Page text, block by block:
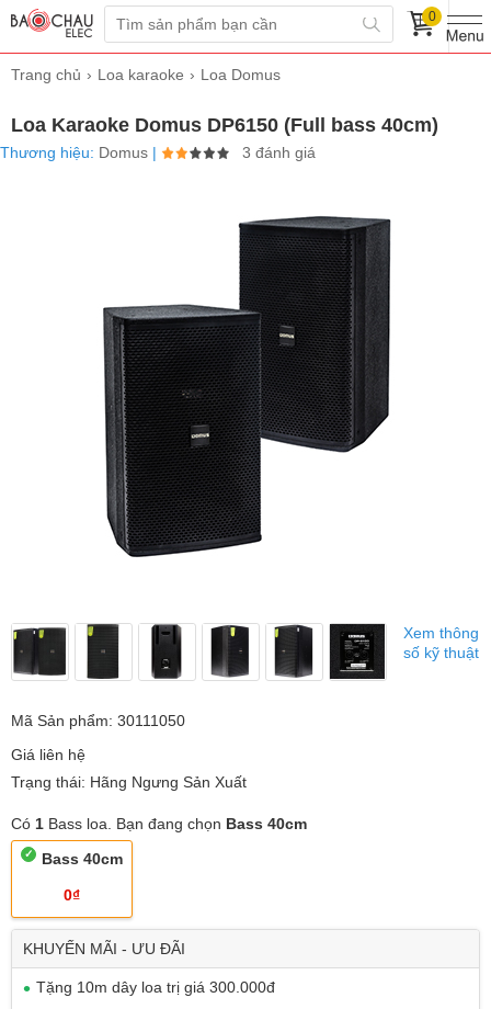
0
Trang chủ Loa karaoke Loa Domus
Loa Karaoke Domus DP6150 (Full bass 40cm)
Thương hiệu: Domus | 3 đánh giá
Xem thông
số kỹ thuật
Mã Sản phẩm: 30111050
Giá liên hệ
Trạng thái: Hãng Ngưng Sản Xuất
Có 1 Bass loa. Bạn đang chọn Bass 40cm
Bass 40cm
0₫
KHUYẾN MÃI - ƯU ĐÃI
Tặng 10m dây loa trị giá 300.000đ